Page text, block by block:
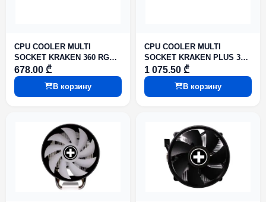
CPU COOLER MULTI
SOCKET KRAKEN 360 RGB
NZXT
678.00 ₾
В корзину
CPU COOLER MULTI
SOCKET KRAKEN PLUS 360
RGB V2 NZXT
1 075.50 ₾
В корзину